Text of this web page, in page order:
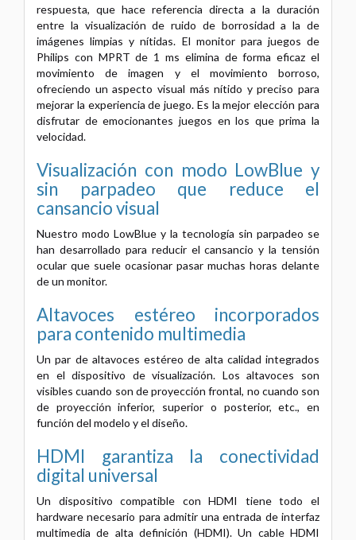
respuesta, que hace referencia directa a la duración
entre la visualización de ruido de borrosidad a la de
imágenes limpias y nítidas. El monitor para juegos de
Philips con MPRT de 1 ms elimina de forma eficaz el
movimiento de imagen y el movimiento borroso,
ofreciendo un aspecto visual más nítido y preciso para
mejorar la experiencia de juego. Es la mejor elección para
disfrutar de emocionantes juegos en los que prima la
velocidad.
Visualización con modo LowBlue y
sin parpadeo que reduce el
cansancio visual
Nuestro modo LowBlue y la tecnología sin parpadeo se
han desarrollado para reducir el cansancio y la tensión
ocular que suele ocasionar pasar muchas horas delante
de un monitor.
Altavoces estéreo incorporados
para contenido multimedia
Un par de altavoces estéreo de alta calidad integrados
en el dispositivo de visualización. Los altavoces son
visibles cuando son de proyección frontal, no cuando son
de proyección inferior, superior o posterior, etc., en
función del modelo y el diseño.
HDMI garantiza la conectividad
digital universal
Un dispositivo compatible con HDMI tiene todo el
hardware necesario para admitir una entrada de interfaz
multimedia de alta definición (HDMI). Un cable HDMI